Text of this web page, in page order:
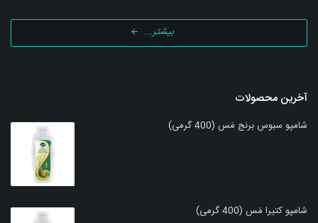
بیشتر...
آخرین محصولات
شامپو سبوس برنج مَس (400 گرمی)
شامپو کتیرا مَس (400 گرمی)